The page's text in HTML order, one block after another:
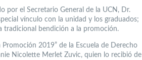
por el Secretario General de la UCN, Dr.
vínculo con la unidad y los graduados;
tradicional bendición a la promoción.
2019” de la Escuela de Derecho
Nicolette Merlet Zuvic, quien lo recibió de